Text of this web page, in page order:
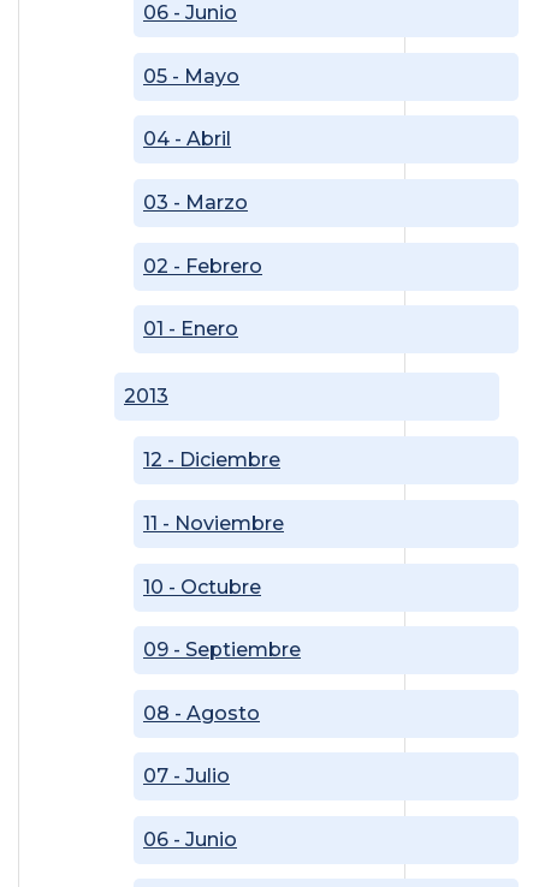
2013
06 - Junio
07 - Julio
08 - Agosto
09 - Septiembre
10 - Octubre
11 - Noviembre
12 - Diciembre
01 - Enero
02 - Febrero
03 - Marzo
04 - Abril
05 - Mayo
06 - Junio